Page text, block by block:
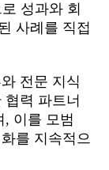
성과와 회
사례를 직접
전문 지식
력 파트너
, 이를 모범
를 지속적으